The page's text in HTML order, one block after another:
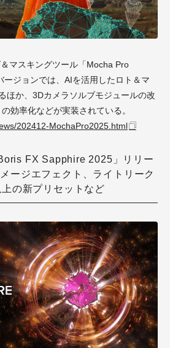
マスキングツール「Mocha Pro
ージョンでは、AIを活用したロト＆マ
ほか、3Dカメラソルブモジュールの改
効率化などが実装されている。
202412-MochaPro2025.html
FX Sapphire 2025」リリー
ージエフェクト、ライトリーク
の新プリセットなど